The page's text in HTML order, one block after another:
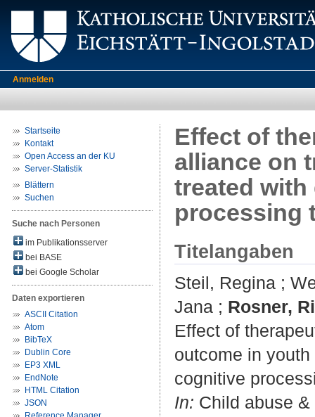
Anmelden
Startseite
Kontakt
Open Access an der KU
Server-Statistik
Blättern
Suchen
Suche nach Personen
im Publikationsserver
bei BASE
bei Google Scholar
Daten exportieren
ASCII Citation
Atom
BibTeX
Dublin Core
EP3 XML
EndNote
HTML Citation
JSON
Effect of
alliance on
treated
processing
Titelangaben
Steil, Regina ;
Jana ; Rosner,
Effect of
outcome in
cognitive
In: Child abuse